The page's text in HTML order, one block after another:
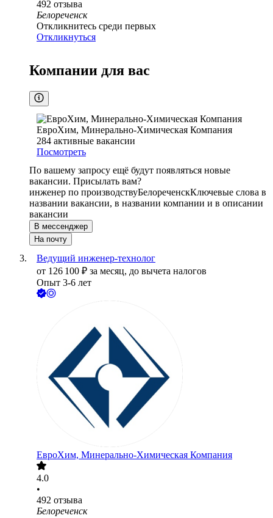
492 отзыва
Белореченск
Откликнитесь среди первых
Откликнуться
Компании для вас
ЕвроХим, Минерально-Химическая Компания
284 активные вакансии
Посмотреть
По вашему запросу ещё будут появляться новые
вакансии. Присылать вам?
инженер по производствуБелореченскКлючевые слова в
названии вакансии, в названии компании и в описании
вакансии
В мессенджер
На почту
Ведущий инженер-технолог
от 126 100 ₽ за месяц, до вычета налогов
Опыт 3-6 лет
ЕвроХим, Минерально-Химическая Компания
4.0
•
492 отзыва
Белореченск